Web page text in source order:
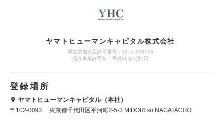
ヤマトヒューマンキャピタル株式会社
厚生労働大臣許可番号：13-ュ-309116
紹介事業許可年：平成30年1月1日
登録場所
ヤマトヒューマンキャピタル（本社）
〒102-0093 東京都千代田区平河町2-5-3 MIDORI.so NAGATACHO